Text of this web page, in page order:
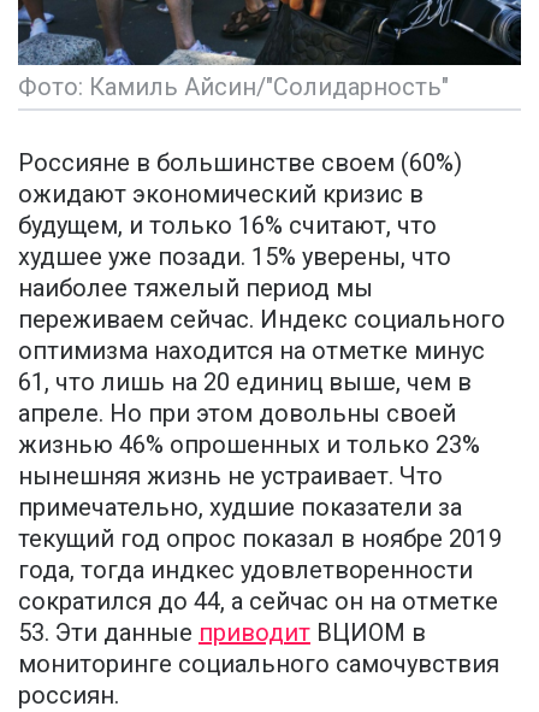
Фото: Камиль Айсин/"Солидарность"
Россияне в большинстве своем (60%)
ожидают экономический кризис в
будущем, и только 16% считают, что
худшее уже позади. 15% уверены, что
наиболее тяжелый период мы
переживаем сейчас. Индекс социального
оптимизма находится на отметке минус
61, что лишь на 20 единиц выше, чем в
апреле. Но при этом довольны своей
жизнью 46% опрошенных и только 23%
нынешняя жизнь не устраивает. Что
примечательно, худшие показатели за
текущий год опрос показал в ноябре 2019
года, тогда индкес удовлетворенности
сократился до 44, а сейчас он на отметке
53. Эти данные приводит ВЦИОМ в
мониторинге социального самочувствия
россиян.